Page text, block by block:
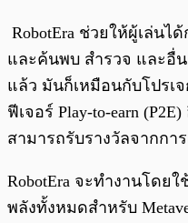
RobotEra ช่วยให้ผู้เล่น
และค้นพบ สำรวจ และอื่
แล้ว มันก็เหมือนกับโปรเ
ฟีเจอร์ Play-to-earn
สามารถรับรางวัลจากกา
RobotEra จะทำงานโดย
พลังทั้งหมดสำหรับ